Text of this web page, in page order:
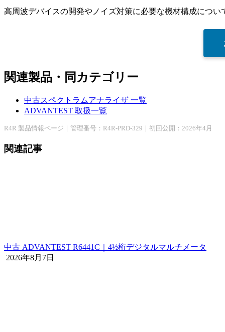
高周波デバイスの開発やノイズ対策に必要な機材構成につい
関連製品・同カテゴリー
中古スペクトラムアナライザ 一覧
ADVANTEST 取扱一覧
R4R 製品情報ページ｜管理番号：R4R-PRD-329｜初回公開：2026年4月
関連記事
中古 ADVANTEST R6441C｜4½桁デジタルマルチメータ
2026年8月7日